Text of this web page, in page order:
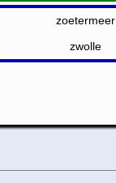
zoetermeer
zwolle